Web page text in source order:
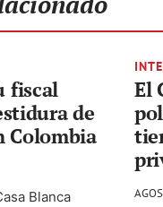
fiscal
de
Colombia
Blanca
El